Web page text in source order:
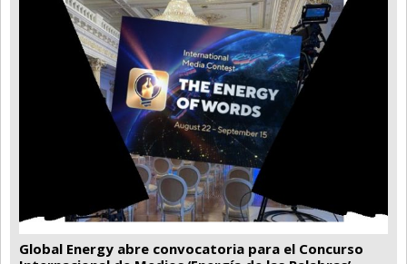
Global Energy abre convocatoria para el Concurso